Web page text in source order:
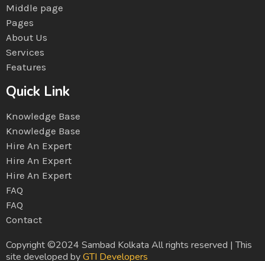
Middle page
Pages
About Us
Services
Features
Quick Link
Knowledge Base
Knowledge Base
Hire An Expert
Hire An Expert
Hire An Expert
FAQ
FAQ
Contact
Copyright ©2024 Sambad Kolkata All rights reserved | This
site developed byGTI Developers